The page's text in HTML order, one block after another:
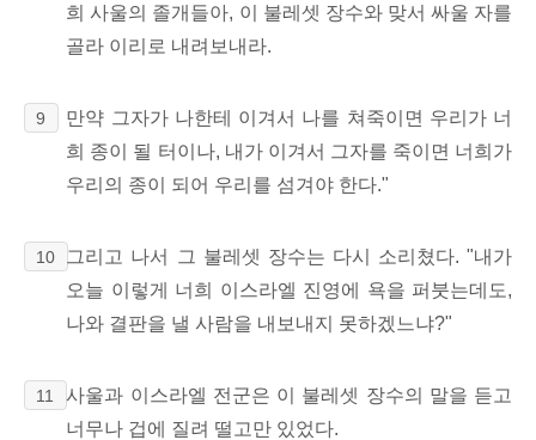
희 사울의 졸개들아, 이 불레셋 장수와 맞서 싸울 자를
골라 이리로 내려보내라.
9
만약 그자가 나한테 이겨서 나를 쳐죽이면 우리가 너
희 종이 될 터이나, 내가 이겨서 그자를 죽이면 너희가
우리의 종이 되어 우리를 섬겨야 한다."
10
그리고 나서 그 불레셋 장수는 다시 소리쳤다. "내가
오늘 이렇게 너희 이스라엘 진영에 욕을 퍼붓는데도,
나와 결판을 낼 사람을 내보내지 못하겠느냐?"
11
사울과 이스라엘 전군은 이 불레셋 장수의 말을 듣고
너무나 겁에 질려 떨고만 있었다.